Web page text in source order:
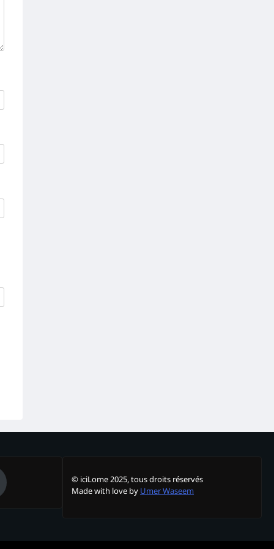
© iciLome 2025, tous droits réservés
Made with love by Umer Waseem